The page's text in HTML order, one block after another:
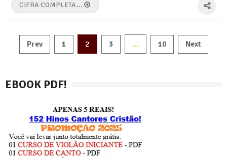
CIFRA COMPLETA...
Paginação
posts
Prev 1 2 3 … 10 Next
EBOOK PDF!